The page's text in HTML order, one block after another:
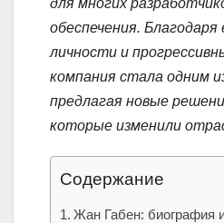
для многих
обеспечения. Благодаря
личности и
компания стала одним
предлагая новые
которые изменили
Содержание
Жан Габен: биография